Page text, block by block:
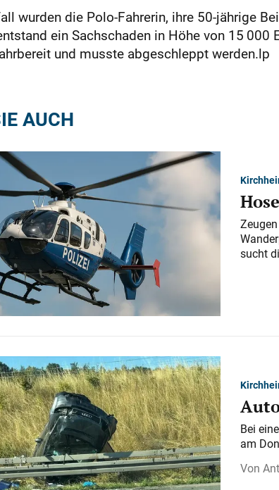
wurden die Polo-Fahrerin, ihre 50-jährige
ein Sachschaden in Höhe von 15
und musste abgeschleppt werden.lp
AUCH
sucht
Bei
am